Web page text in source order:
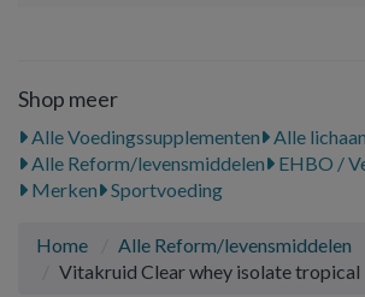
Shop meer
Alle Voedingssupplementen
Alle
Alle Reform/levensmiddelen
EHBO /
Merken
Sportvoeding
Home Alle Reform/levensmiddelen
Vitakruid Clear whey isolate tropical